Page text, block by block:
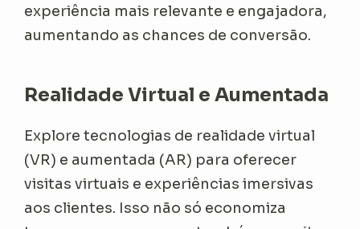
experiência mais relevante e engajadora,
aumentando as chances de conversão.
Realidade Virtual e Aumentada
Explore tecnologias de realidade virtual
(VR) e aumentada (AR) para oferecer
visitas virtuais e experiências imersivas
aos clientes. Isso não só economiza